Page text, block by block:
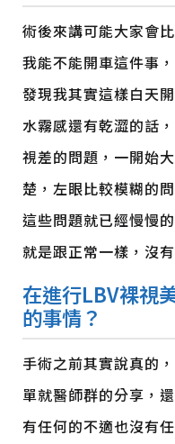
術後來講可能大家會
我能不能開車這件事
發現我其實這樣白天
水霧感還有乾澀的話
視差的問題，一開始
楚，左眼比較模糊的
這些問題就已經慢慢
就是跟正常一樣，沒
在進行LBV裸視
的事情？
手術之前其實說真的
單就醫師群的分享，
有任何的不適也沒有